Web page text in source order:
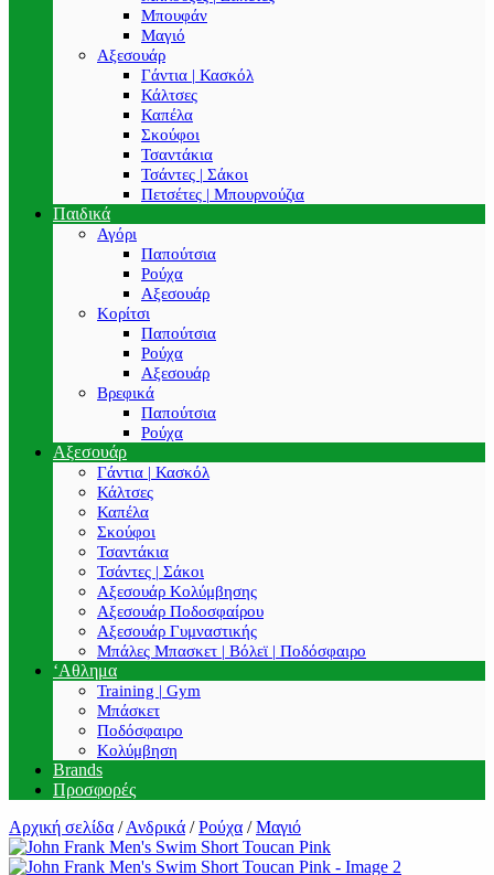
Μπουφάν
Μαγιό
Αξεσουάρ
Γάντια | Κασκόλ
Κάλτσες
Καπέλα
Σκούφοι
Τσαντάκια
Τσάντες | Σάκοι
Πετσέτες | Μπουρνούζια
Παιδικά
Αγόρι
Παπούτσια
Ρούχα
Αξεσουάρ
Κορίτσι
Παπούτσια
Ρούχα
Αξεσουάρ
Βρεφικά
Παπούτσια
Ρούχα
Αξεσουάρ
Γάντια | Κασκόλ
Κάλτσες
Καπέλα
Σκούφοι
Τσαντάκια
Τσάντες | Σάκοι
Αξεσουάρ Κολύμβησης
Αξεσουάρ Ποδοσφαίρου
Αξεσουάρ Γυμναστικής
Μπάλες Μπασκετ | Βόλεϊ | Ποδόσφαιρο
‘Αθλημα
Training | Gym
Μπάσκετ
Ποδόσφαιρο
Κολύμβηση
Brands
Προσφορές
Αρχική σελίδα /Ανδρικά / Ρούχα / Μαγιό